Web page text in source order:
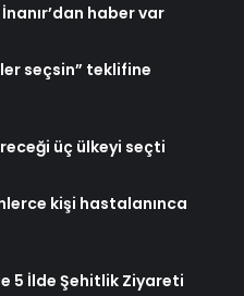
haber var
seçsin” teklifine
üç ülkeyi seçti
kişi hastalanınca
5 İlde Şehitlik Ziyareti